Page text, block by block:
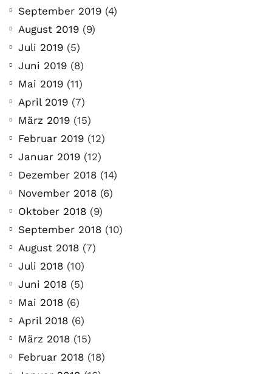
September 2019 (4)
August 2019 (9)
Juli 2019 (5)
Juni 2019 (8)
Mai 2019 (11)
April 2019 (7)
März 2019 (15)
Februar 2019 (12)
Januar 2019 (12)
Dezember 2018 (14)
November 2018 (6)
Oktober 2018 (9)
September 2018 (10)
August 2018 (7)
Juli 2018 (10)
Juni 2018 (5)
Mai 2018 (6)
April 2018 (6)
März 2018 (15)
Februar 2018 (18)